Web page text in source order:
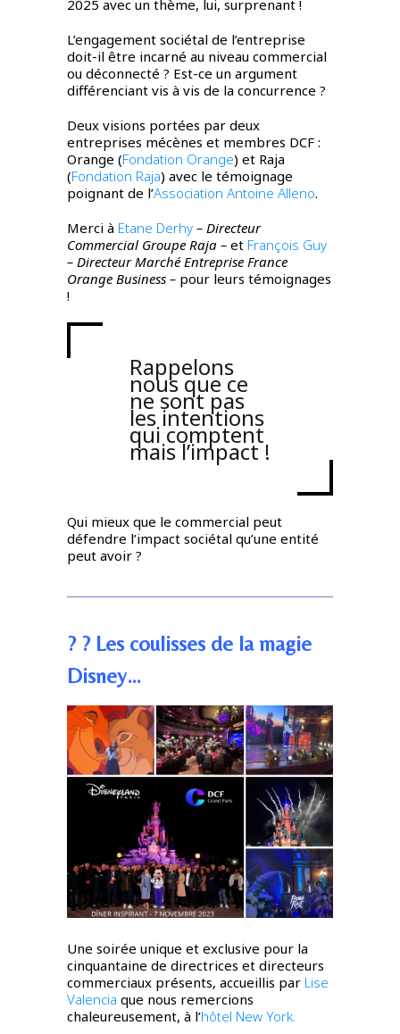
2025 avec un thème, lui, surprenant !
L’engagement sociétal de l’entreprise
doit-il être incarné au niveau commercial
ou déconnecté ? Est-ce un argument
différenciant vis à vis de la concurrence ?
Deux visions portées par deux
entreprises mécènes et membres DCF :
Orange (Fondation Orange) et Raja
(Fondation Raja) avec le témoignage
poignant de l’Association Antoine Alleno.
Merci à Etane Derhy – Directeur
Commercial Groupe Raja –et François Guy
– Directeur Marché Entreprise France
Orange Business –pour leurs témoignages
!
Rappelons
nous que ce
ne sont pas
les intentions
qui comptent
mais l’impact !
Qui mieux que le commercial peut
défendre l’impact sociétal qu’une entité
peut avoir ?
? ? Les coulisses de la magie
Disney…
Une soirée unique et exclusive pour la
cinquantaine de directrices et directeurs
commerciaux présents, accueillis par Lise
Valencia que nous remercions
chaleureusement, à l’hôtel New York.